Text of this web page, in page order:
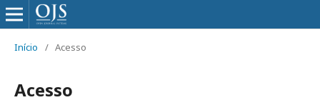
Início / Acesso
Acesso